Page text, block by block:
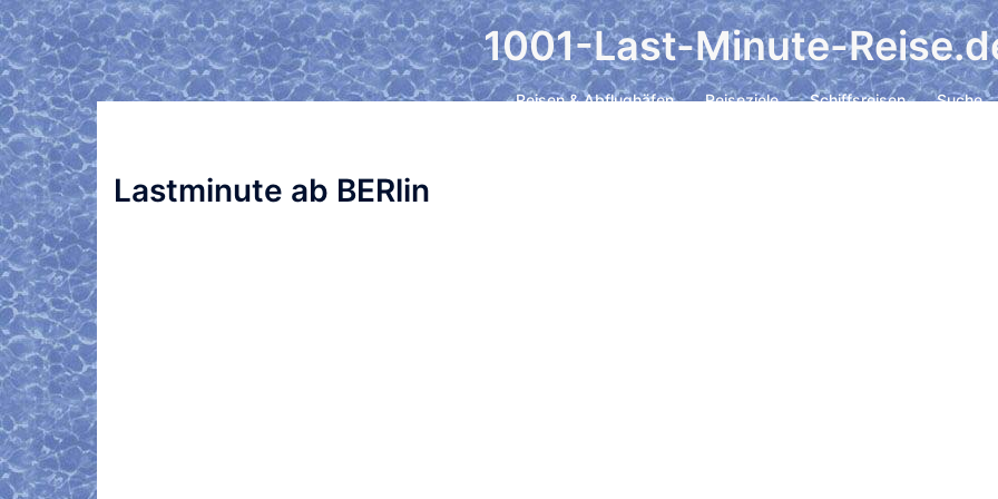
Zum
Inhalt
springen
1001-Last-Minute-
Reisen & Abflughäfen Reiseziele Schiffsreisen Suche
Lastminute ab BERlin